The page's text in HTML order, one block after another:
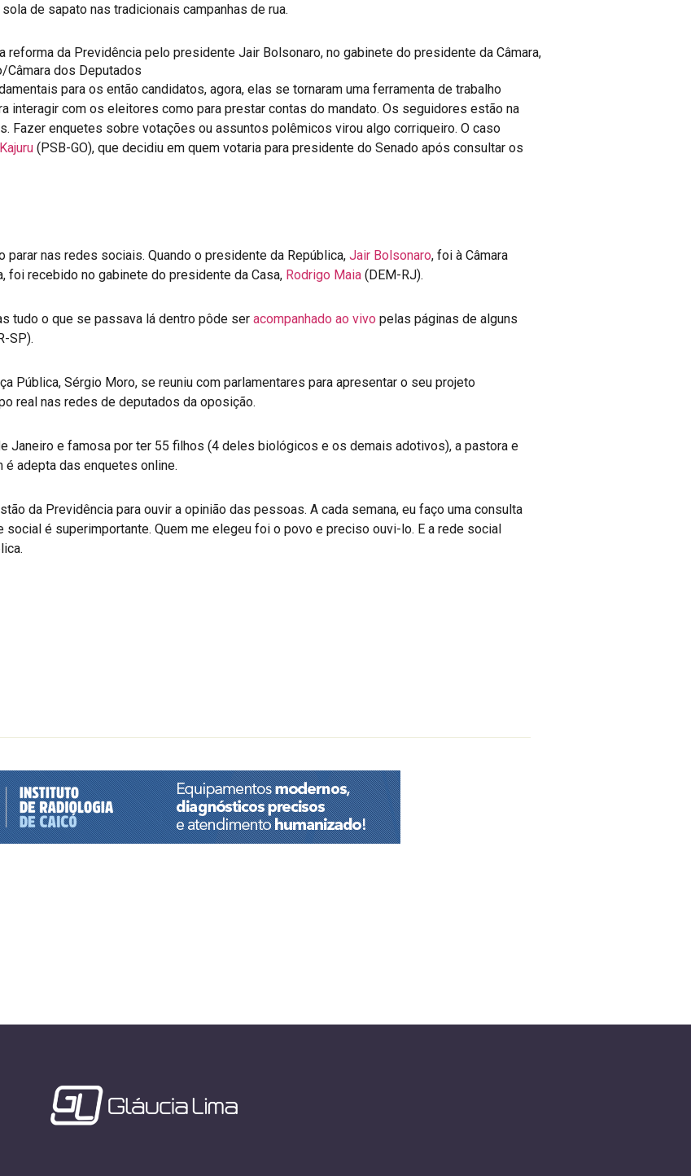
de sapato nas tradicionais campanhas de rua.
da Previdência pelo presidente Jair Bolsonaro, no gabinete do presidente da Câmara,
dos Deputados
para os então candidatos, agora, elas se tornaram uma ferramenta de trabalho
interagir com os eleitores como para prestar contas do mandato. Os seguidores estão na
Fazer enquetes sobre votações ou assuntos polêmicos virou algo corriqueiro. O caso
(PSB-GO), que decidiu em quem votaria para presidente do Senado após consultar os
nas redes sociais. Quando o presidente da República, Jair Bolsonaro, foi à Câmara
foi recebido no gabinete do presidente da Casa, Rodrigo Maia (DEM-RJ).
tudo o que se passava lá dentro pôde ser acompanhado ao vivo pelas páginas de alguns
SP).
Pública, Sérgio Moro, se reuniu com parlamentares para apresentar o seu projeto
real nas redes de deputados da oposição.
Janeiro e famosa por ter 55 filhos (4 deles biológicos e os demais adotivos), a pastora e
adepta das enquetes online.
da Previdência para ouvir a opinião das pessoas. A cada semana, eu faço uma consulta
é superimportante. Quem me elegeu foi o povo e preciso ouvi-lo. E a rede social